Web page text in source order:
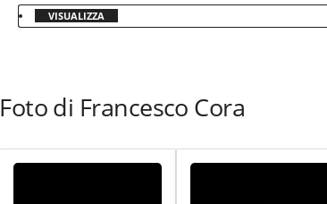
VISUALIZZA
Foto di Francesco Cora